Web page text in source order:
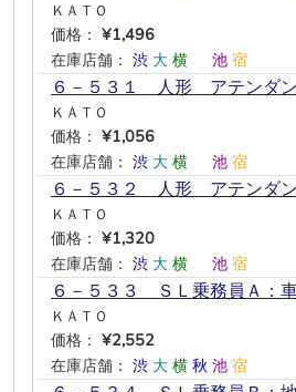
ＫＡＴＯ
価格： ¥1,496
在庫店舗： 渋 大 横 池 宿
６－５３１ 人形 アテンダ
ＫＡＴＯ
価格： ¥1,056
在庫店舗： 渋 大 横 池 宿
６－５３２ 人形 アテンダ
ＫＡＴＯ
価格： ¥1,320
在庫店舗： 渋 大 横 池 宿
６－５３３ ＳＬ乗務員Ａ：
ＫＡＴＯ
価格： ¥2,552
在庫店舗： 渋 大 横 秋 池 宿